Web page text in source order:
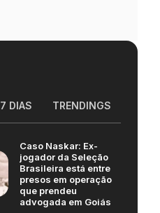
7 DIAS TRENDINGS
Caso Naskar: Ex-
jogador da Seleção
Brasileira está entre
presos em operação
que prendeu
advogada em Goiás